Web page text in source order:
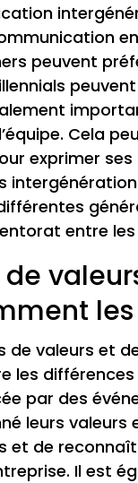
peuvent
Cela
exprimer
entre les
de
de valeurs et
les
par des
leurs
et de
Il est